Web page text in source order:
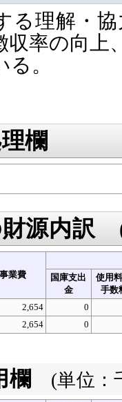
る理解・
収率の向上
。
欄
源内訳
事業費
国庫支出
金
使用
手数
2,654
0
2,654 0
欄 (単位：